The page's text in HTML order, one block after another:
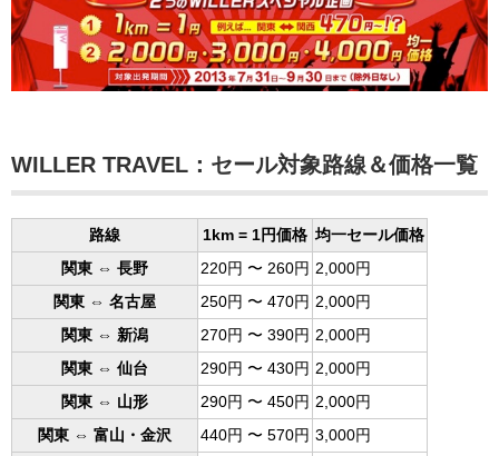
WILLER TRAVEL：セール対象路線＆価格一覧
路線 1km = 1円価格 均一セール価格
関東 ⇔ 長野
220円 〜 260円 2,000円
関東 ⇔ 名古屋
250円 〜 470円 2,000円
関東 ⇔ 新潟
270円 〜 390円 2,000円
関東 ⇔ 仙台
290円 〜 430円 2,000円
関東 ⇔ 山形
290円 〜 450円 2,000円
関東 ⇔ 富山・金沢
440円 〜 570円 3,000円